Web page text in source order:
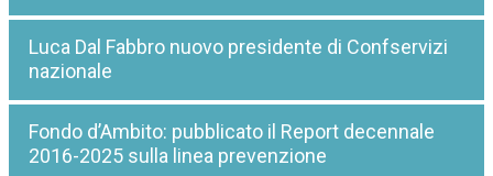
Luca Dal Fabbro nuovo presidente di Confservizi
nazionale
Fondo d’Ambito: pubblicato il Report decennale
2016-2025 sulla linea prevenzione